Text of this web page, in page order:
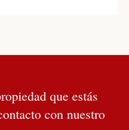
que estás
con nuestro